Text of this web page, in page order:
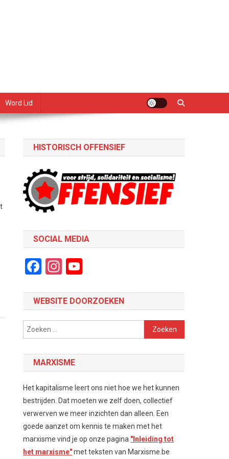
Word Lid
HISTORISCH OFFENSIEF
SOCIAL MEDIA
Facebook
Instagram
WEBSITE DOORZOEKEN
Zoeken
naar:
MARXISME
Het kapitalisme leert ons niet hoe we het kunnen
bestrijden. Dat moeten we zelf doen, collectief
verwerven we meer inzichten dan alleen. Een
goede aanzet om kennis te maken met het
marxisme vind je op onze pagina "Inleiding tot
het marxisme"met teksten van Marxisme.be